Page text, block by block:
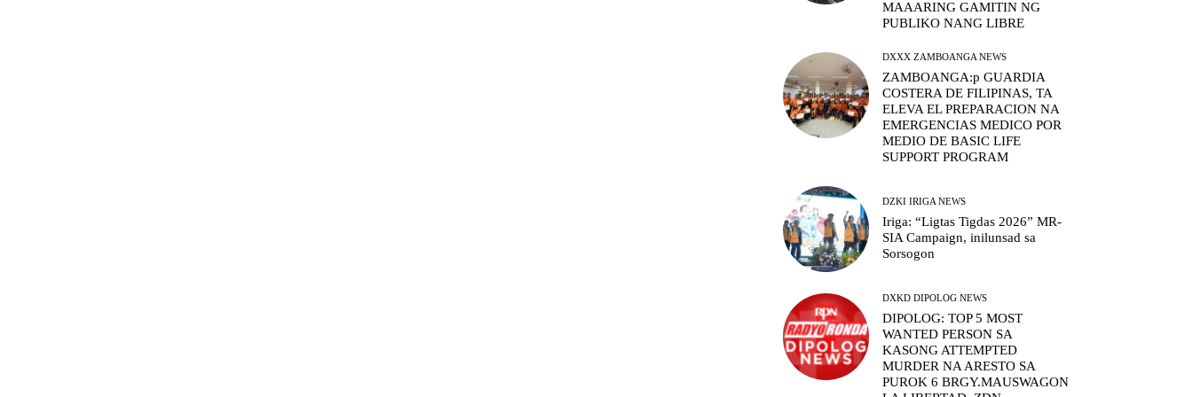
MAAARING GAMITIN NG
PUBLIKO NANG LIBRE
DXXX ZAMBOANGA NEWS
ZAMBOANGA:p GUARDIA
COSTERA DE FILIPINAS, TA
ELEVA EL PREPARACION NA
EMERGENCIAS MEDICO POR
MEDIO DE BASIC LIFE
SUPPORT PROGRAM
DZKI IRIGA NEWS
Iriga: “Ligtas Tigdas 2026” MR-
SIA Campaign, inilunsad sa
Sorsogon
DXKD DIPOLOG NEWS
DIPOLOG: TOP 5 MOST
WANTED PERSON SA
KASONG ATTEMPTED
MURDER NA ARESTO SA
PUROK 6 BRGY.MAUSWAGON